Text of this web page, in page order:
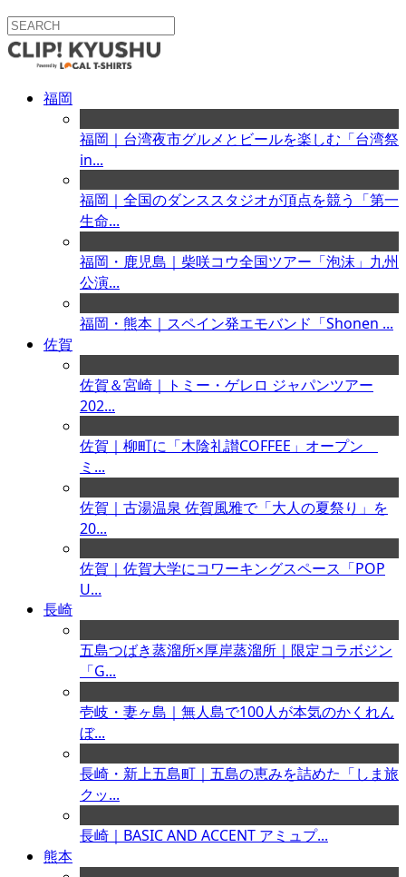
福岡
福岡｜台湾夜市グルメとビールを楽しむ「台湾祭
in...
福岡｜全国のダンススタジオが頂点を競う「第一
生命...
福岡・鹿児島｜柴咲コウ全国ツアー「泡沫」九州
公演...
福岡・熊本｜スペイン発エモバンド「Shonen ...
佐賀
佐賀＆宮崎｜トミー・ゲレロ ジャパンツアー
202...
佐賀｜柳町に「木陰礼讃COFFEE」オープン
ミ...
佐賀｜古湯温泉 佐賀風雅で「大人の夏祭り」を
20...
佐賀｜佐賀大学にコワーキングスペース「POP
U...
長崎
五島つばき蒸溜所×厚岸蒸溜所｜限定コラボジン
「G...
壱岐・妻ヶ島｜無人島で100人が本気のかくれん
ぼ...
長崎・新上五島町｜五島の恵みを詰めた「しま旅
クッ...
長崎｜BASIC AND ACCENT アミュプ...
熊本